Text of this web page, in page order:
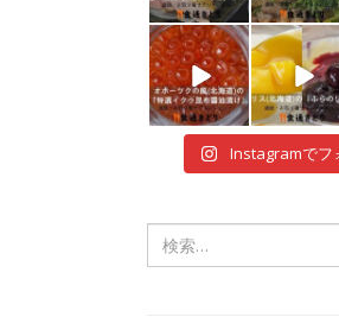
1月 7 1月 5
shokutuu_kidor
i
12月 29
i
12月 28
Instagramでフ
索: